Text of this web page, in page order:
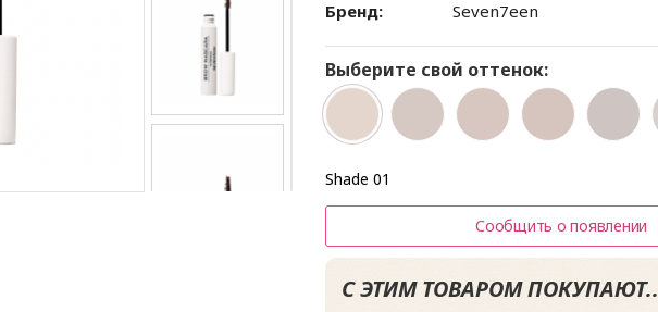
Бренд: Seven7een
Выберите свой оттенок:
Shade 01
Сообщить о появлении
С ЭТИМ ТОВАРОМ